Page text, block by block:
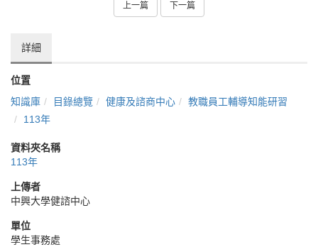
上一篇 下一篇
詳細
位置
知識庫
目錄總覽 健康及諮商中心
教職員工輔導知能研習
113年
資料夾名稱
113年
上傳者
中興大學健諮中心
單位
學生事務處